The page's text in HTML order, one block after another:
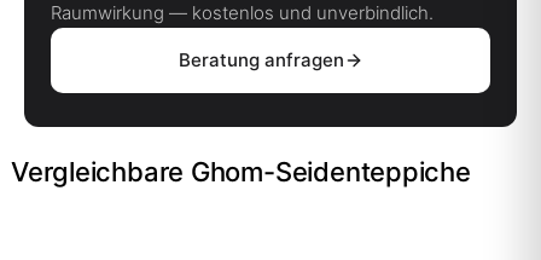
Raumwirkung — kostenlos und unverbindlich.
Beratung anfragen
Vergleichbare Ghom-Seidenteppiche